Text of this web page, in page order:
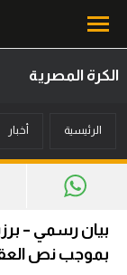
أخبار
ميركاتو
الكرة المصرية
الرئيسية أخبار
بيان رسمي –
بموجب نص